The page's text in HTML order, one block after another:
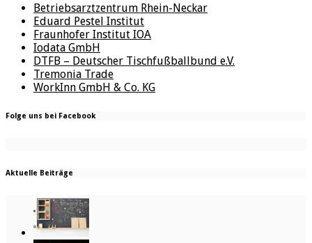
Betriebsarztzentrum Rhein-Neckar
Eduard Pestel Institut
Fraunhofer Institut IOA
Iodata GmbH
DTFB – Deutscher Tischfußballbund e.V.
Tremonia Trade
WorkInn GmbH & Co. KG
Folge uns bei Facebook
Aktuelle Beiträge